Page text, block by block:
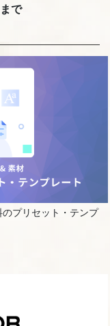
で
プリセット・テンプ